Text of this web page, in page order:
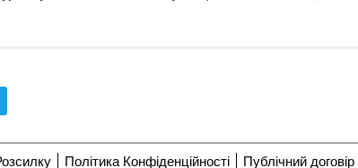
Політика Конфіденційності Публічний договір